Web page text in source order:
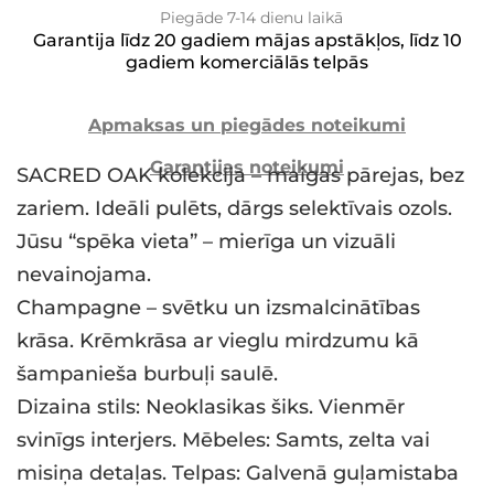
Piegāde 7-14 dienu laikā
Garantija līdz 20 gadiem mājas apstākļos, līdz 10
gadiem komerciālās telpās
Apmaksas un piegādes noteikumi
Garantijas noteikumi
SACRED OAK kolekcija – maigas pārejas, bez
zariem. Ideāli pulēts, dārgs selektīvais ozols.
Jūsu “spēka vieta” – mierīga un vizuāli
nevainojama.
Champagne – svētku un izsmalcinātības
krāsa. Krēmkrāsa ar vieglu mirdzumu kā
šampanieša burbuļi saulē.
Dizaina stils: Neoklasikas šiks. Vienmēr
svinīgs interjers. Mēbeles: Samts, zelta vai
misiņa detaļas. Telpas: Galvenā guļamistaba